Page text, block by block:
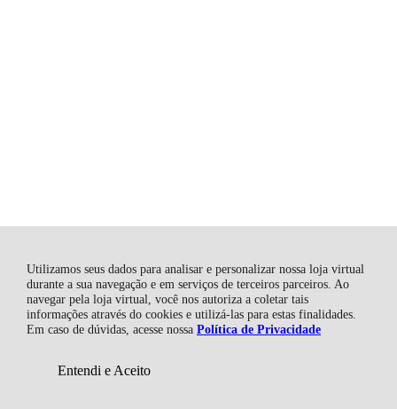
Utilizamos seus dados para analisar e personalizar nossa loja virtual
durante a sua navegação e em serviços de terceiros parceiros. Ao
navegar pela loja virtual, você nos autoriza a coletar tais
informações através do cookies e utilizá-las para estas finalidades.
Em caso de dúvidas, acesse nossa Política de Privacidade
Entendi e Aceito